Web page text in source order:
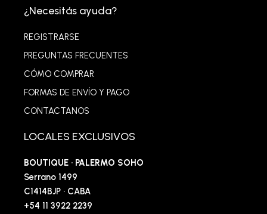
¿Necesitás ayuda?
REGISTRARSE
PREGUNTAS FRECUENTES
CÓMO COMPRAR
FORMAS DE ENVÍO Y PAGO
CONTACTANOS
LOCALES EXCLUSIVOS
BOUTIQUE · PALERMO SOHO
Serrano 1499
C1414BJP · CABA
+54 11 3922 2239